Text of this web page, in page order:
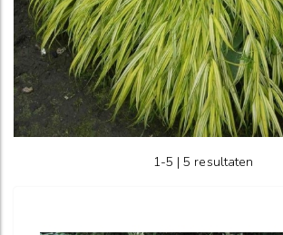
1-5 | 5 resultaten